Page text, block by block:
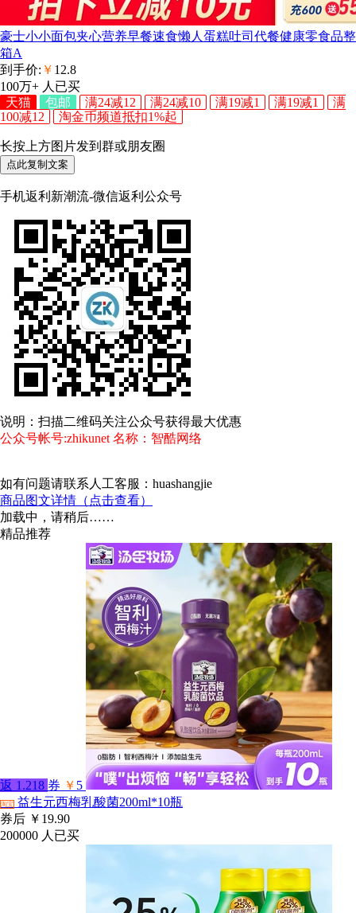
豪士小小面包夹心营养早餐速食懒人蛋糕吐司代餐健康零食品整
箱A
到手价: ￥ 12.8
100万+ 人已买
天猫
包邮 满24减12 满24减10 满19减1 满19减1
满
100减12
淘金币频道抵扣1%起
长按上方图片发到群或朋友圈
点此复制文案
手机返利新潮流-微信返利公众号
说明：扫描二维码关注公众号获得最大优惠
公众号帐号:zhikunet 名称：智酷网络
如有问题请联系人工客服：huashangjie
商品图文详情（点击查看）
加载中，请稍后……
精品推荐
返 1.218 券 ￥ 5
淘宝 益生元西梅乳酸菌200ml*10瓶
券后 ￥19.90
200000 人已买